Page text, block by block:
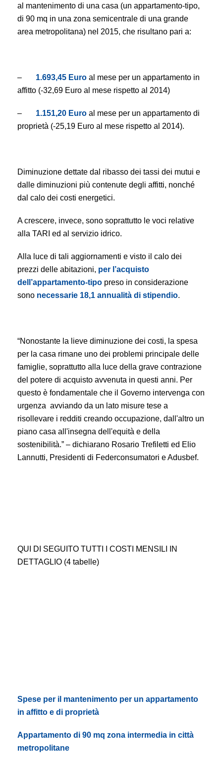
al mantenimento di una casa (un appartamento-tipo,
di 90 mq in una zona semicentrale di una grande
area metropolitana) nel 2015, che risultano pari a:
– 1.693,45 Euro al mese per un appartamento in
affitto (-32,69 Euro al mese rispetto al 2014)
– 1.151,20 Euro al mese per un appartamento di
proprietà (-25,19 Euro al mese rispetto al 2014).
Diminuzione dettate dal ribasso dei tassi dei mutui e
dalle diminuzioni più contenute degli affitti, nonché
dal calo dei costi energetici.
A crescere, invece, sono soprattutto le voci relative
alla TARI ed al servizio idrico.
Alla luce di tali aggiornamenti e visto il calo dei
prezzi delle abitazioni, per l’acquisto
dell’appartamento-tipo preso in considerazione
sono necessarie 18,1 annualità di stipendio.
“Nonostante la lieve diminuzione dei costi, la spesa
per la casa rimane uno dei problemi principale delle
famiglie, soprattutto alla luce della grave contrazione
del potere di acquisto avvenuta in questi anni. Per
questo è fondamentale che il Governo intervenga con
urgenza avviando da un lato misure tese a
risollevare i redditi creando occupazione, dall'altro un
piano casa all'insegna dell'equità e della
sostenibilità.” – dichiarano Rosario Trefiletti ed Elio
Lannutti, Presidenti di Federconsumatori e Adusbef.
QUI DI SEGUITO TUTTI I COSTI MENSILI IN
DETTAGLIO (4 tabelle)
Spese per il mantenimento per un appartamento
in affitto e di proprietà
Appartamento di 90 mq zona intermedia in città
metropolitane